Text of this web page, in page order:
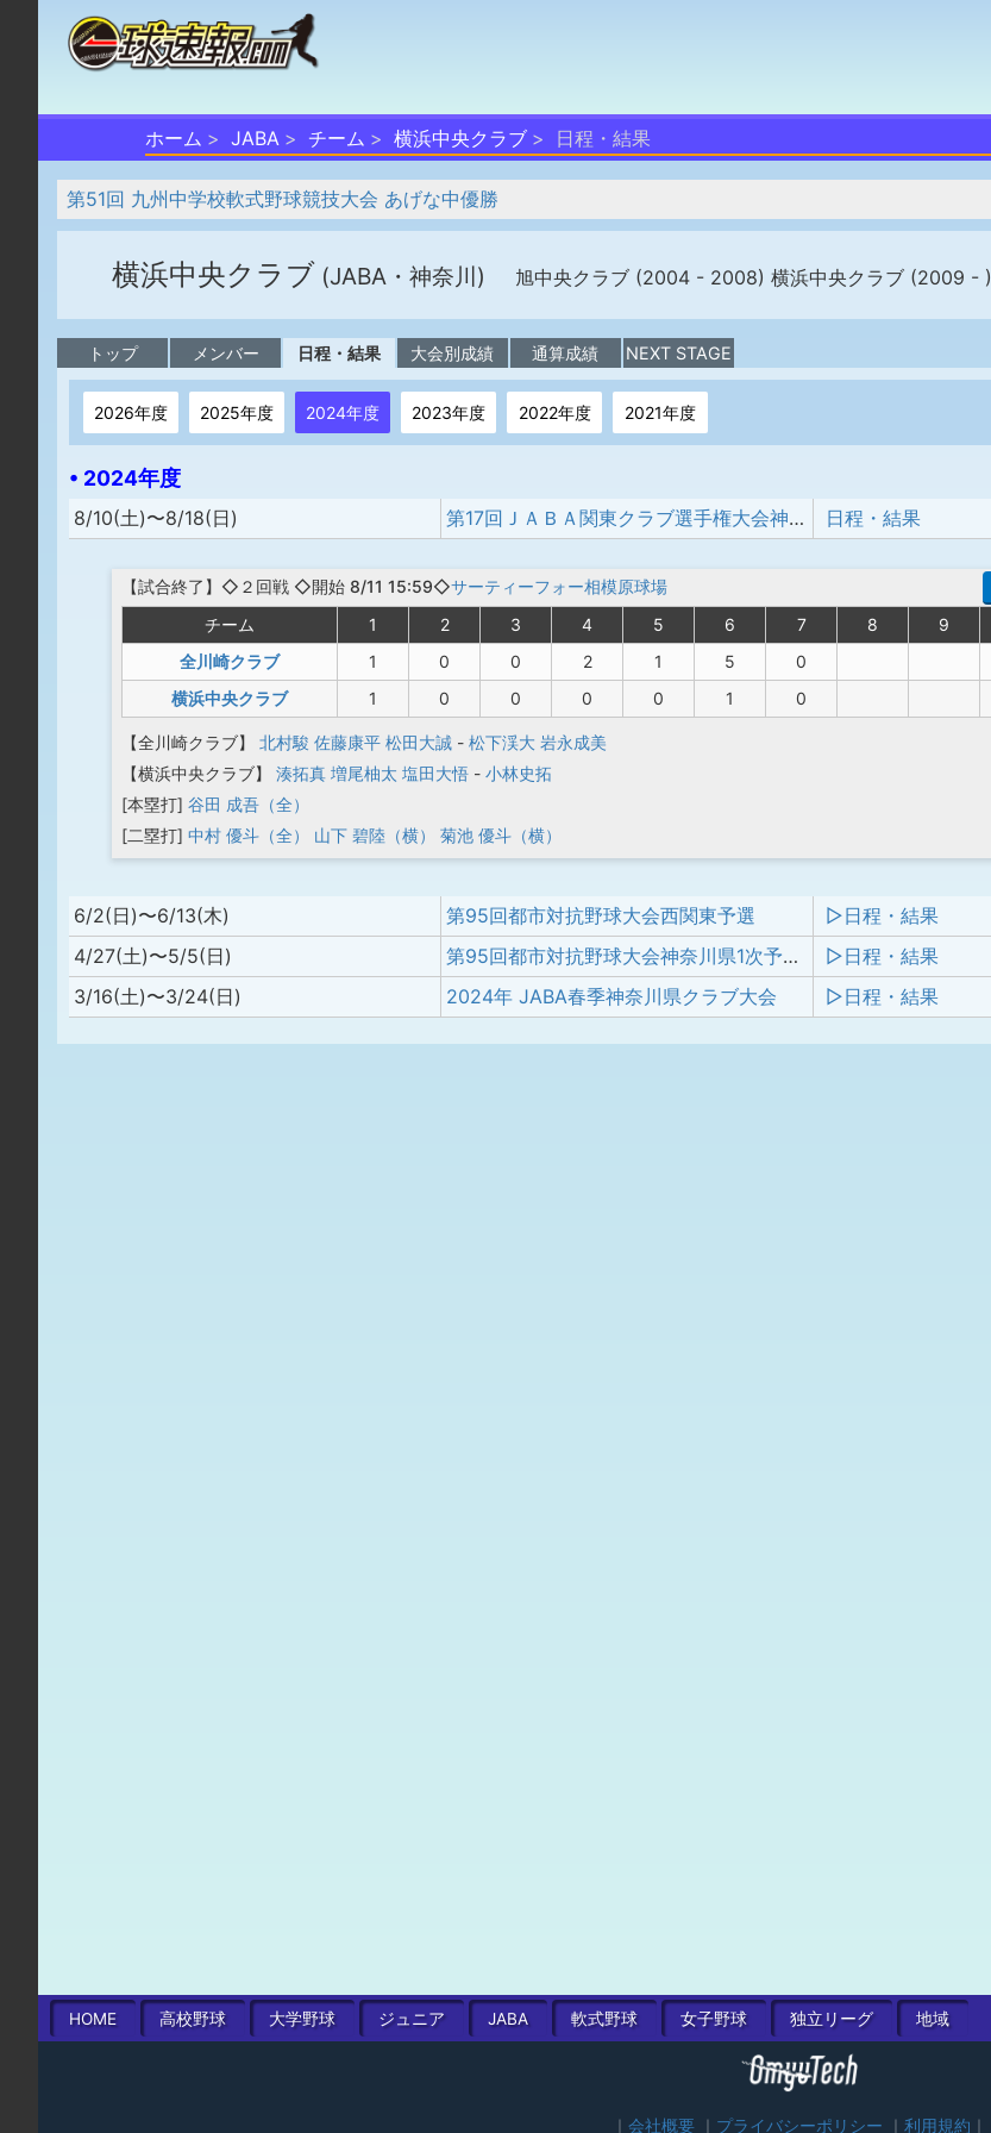
ホーム JABA チーム 横浜中央クラブ 日程・結果
第51回 九州中学校軟式野球競技大会 あげな中優勝
横浜中央クラブ (JABA・神奈川) 旭中央クラブ (2004 - 2008) 横浜中央クラブ (2009 - )
トップ メンバー 日程・結果 大会別成績 通算成績 NEXT STAGE
2026年度 2025年度 2024年度 2023年度 2022年度 2021年度
• 2024年度
8/10(土)〜8/18(日) 第17回ＪＡＢＡ関東クラブ選手権大会神奈川県予選 日程・結果
【試合終了 】◇２回戦 ◇開始 8/11 15:59◇サーティーフォー相模原球場
チーム
1 2 3 4 5 6 7 8 9
全川崎クラブ
1 0 0 2 1 5 0
横浜中央クラブ
1 0 0 0 0 1 0
【全川崎クラブ】 北村駿 佐藤康平 松田大誠 - 松下渓大 岩永成美
【横浜中央クラブ】
湊拓真 増尾柚太 塩田大悟 - 小林史拓
[本塁打] 谷田 成吾（全）
[二塁打] 中村 優斗（全） 山下 碧陸（横） 菊池 優斗（横）
6/2(日)〜6/13(木) 第95回都市対抗野球大会西関東予選
▷日程・結果
4/27(土)〜5/5(日)
第95回都市対抗野球大会神奈川県1次予選 兼 第48回全日本クラブ選手権大会神奈川県予選
▷日程・結果
3/16(土)〜3/24(日)
2024年 JABA春季神奈川県クラブ大会 ▷日程・結果
HOME 高校野球 大学野球 ジュニア JABA 軟式野球 女子野球 独立リーグ 地域
会社概要 プライバシーポリシー 利用規約